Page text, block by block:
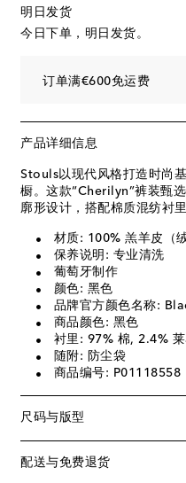
明日发货
今日下单，明日发货。
订单满€600免运费
产品详细信息
Stouls以现代风格打造时尚
橱。这款“Cherilyn”裤装甄
廓形设计，搭配棉质混纺衬里
材质: 100% 羔羊皮（
保养说明: 专业清洗
葡萄牙制作
颜色: 黑色
品牌官方颜色名称:
商品颜色: 黑色
衬里: 97% 棉, 2.4%
随附: 防尘袋
商品编号: P01118558
尺码与版型
配送与免费退货